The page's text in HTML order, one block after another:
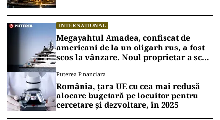
INTERNAȚIONAL
Megayahtul Amadea, confiscat de
americani de la un oligarh rus, a fost
scos la vânzare. Noul proprietar a scos
Puterea Financiara
România, țara UE cu cea mai redusă
alocare bugetară pe locuitor pentru
cercetare și dezvoltare, în 2025